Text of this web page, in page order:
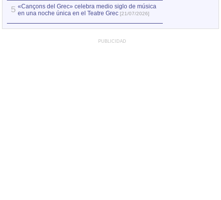
5 «Cançons del Grec» celebra medio siglo de música
en una noche única en el Teatre Grec [21/07/2026]
PUBLICIDAD